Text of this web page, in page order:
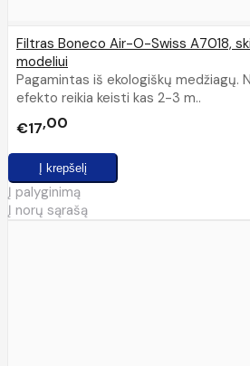
Filtras Boneco Air-O-Swiss A7018,
modeliui
Pagamintas iš ekologiškų medžiagų.
efekto reikia keisti kas 2-3 m..
€17 00
Į palyginimą
Į norų sąrašą